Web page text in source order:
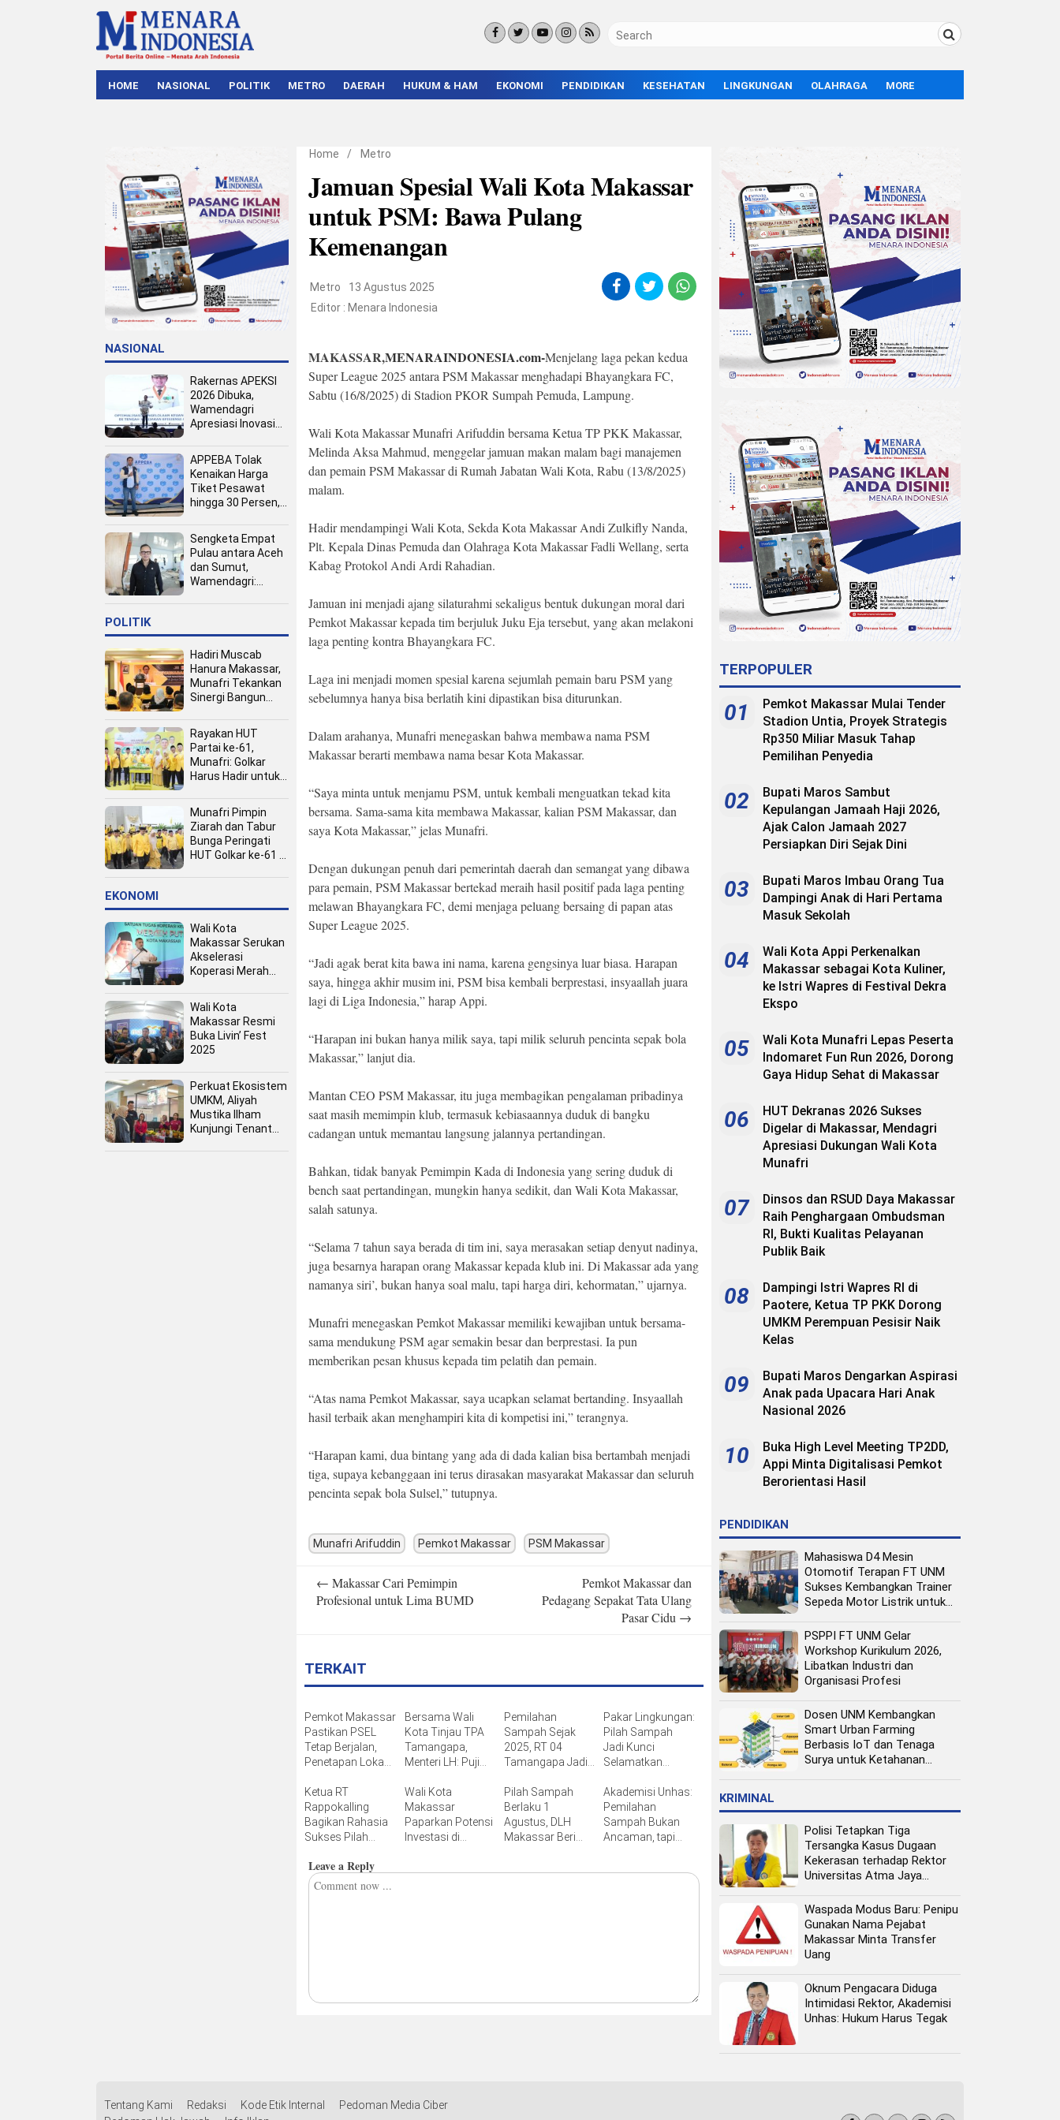
HOME NASIONAL POLITIK METRO DAERAH HUKUM & HAM EKONOMI PENDIDIKAN KESEHATAN LINGKUNGAN OLAHRAGA MORE
NASIONAL
Rakernas APEKSI
2026 Dibuka,
Wamendagri
Apresiasi Inovasi
Tingkat Kota
APPEBA Tolak
Kenaikan Harga
Tiket Pesawat
hingga 30 Persen,
Jamaah Haji dan
Umrah
Sengketa Empat
Pulau antara Aceh
dan Sumut,
Wamendagri:
POLITIK
Hadiri Muscab
Hanura Makassar,
Munafri Tekankan
Sinergi Bangun
Rayakan HUT
Partai ke-61,
Munafri: Golkar
Harus Hadir untuk
Munafri Pimpin
Ziarah dan Tabur
Bunga Peringati
HUT Golkar ke-61 di
EKONOMI
Wali Kota
Makassar Serukan
Akselerasi
Koperasi Merah
Program Presiden
Prabowo
Wali Kota
Makassar Resmi
Buka Livin’ Fest
2025
Perkuat Ekosistem
UMKM, Aliyah
Mustika Ilham
Kunjungi Tenant
Home / Metro
Jamuan Spesial Wali Kota Makassar
untuk PSM: Bawa Pulang
Kemenangan
Metro
13 Agustus 2025
Editor : Menara Indonesia
MAKASSAR,MENARAINDONESIA.com-Menjelang laga pekan kedua
Super League 2025 antara PSM Makassar menghadapi Bhayangkara FC,
Sabtu (16/8/2025) di Stadion PKOR Sumpah Pemuda, Lampung.
Wali Kota Makassar Munafri Arifuddin bersama Ketua TP PKK Makassar,
Melinda Aksa Mahmud, menggelar jamuan makan malam bagi manajemen
dan pemain PSM Makassar di Rumah Jabatan Wali Kota, Rabu (13/8/2025)
malam.
Hadir mendampingi Wali Kota, Sekda Kota Makassar Andi Zulkifly Nanda,
Plt. Kepala Dinas Pemuda dan Olahraga Kota Makassar Fadli Wellang, serta
Kabag Protokol Andi Ardi Rahadian.
Jamuan ini menjadi ajang silaturahmi sekaligus bentuk dukungan moral dari
Pemkot Makassar kepada tim berjuluk Juku Eja tersebut, yang akan melakoni
laga penting kontra Bhayangkara FC.
Laga ini menjadi momen spesial karena sejumlah pemain baru PSM yang
sebelumnya hanya bisa berlatih kini dipastikan bisa diturunkan.
Dalam arahanya, Munafri menegaskan bahwa membawa nama PSM
Makassar berarti membawa nama besar Kota Makassar.
“Saya minta untuk menjamu PSM, untuk kembali menguatkan tekad kita
bersama. Sama-sama kita membawa Makassar, kalian PSM Makassar, dan
saya Kota Makassar,” jelas Munafri.
Dengan dukungan penuh dari pemerintah daerah dan semangat yang dibawa
para pemain, PSM Makassar bertekad meraih hasil positif pada laga penting
melawan Bhayangkara FC, demi menjaga peluang bersaing di papan atas
Super League 2025.
“Jadi agak berat kita bawa ini nama, karena gengsinya luar biasa. Harapan
saya, hingga akhir musim ini, PSM bisa kembali berprestasi, insyaallah juara
lagi di Liga Indonesia,” harap Appi.
“Harapan ini bukan hanya milik saya, tapi milik seluruh pencinta sepak bola
Makassar,” lanjut dia.
Mantan CEO PSM Makassar, itu juga membagikan pengalaman pribadinya
saat masih memimpin klub, termasuk kebiasaannya duduk di bangku
cadangan untuk memantau langsung jalannya pertandingan.
Bahkan, tidak banyak Pemimpin Kada di Indonesia yang sering duduk di
bench saat pertandingan, mungkin hanya sedikit, dan Wali Kota Makassar,
salah satunya.
“Selama 7 tahun saya berada di tim ini, saya merasakan setiap denyut nadinya,
juga besarnya harapan orang Makassar kepada klub ini. Di Makassar ada yang
namanya siri’, bukan hanya soal malu, tapi harga diri, kehormatan,” ujarnya.
Munafri menegaskan Pemkot Makassar memiliki kewajiban untuk bersama-
sama mendukung PSM agar semakin besar dan berprestasi. Ia pun
memberikan pesan khusus kepada tim pelatih dan pemain.
“Atas nama Pemkot Makassar, saya ucapkan selamat bertanding. Insyaallah
hasil terbaik akan menghampiri kita di kompetisi ini,” terangnya.
“Harapan kami, dua bintang yang ada di dada kalian bisa bertambah menjadi
tiga, supaya kebanggaan ini terus dirasakan masyarakat Makassar dan seluruh
pencinta sepak bola Sulsel,” tutupnya.
Munafri Arifuddin Pemkot Makassar PSM Makassar
navigation
← Makassar Cari Pemimpin
Profesional untuk Lima BUMD
Pemkot Makassar dan
Pedagang Sepakat Tata Ulang
Pasar Cidu →
TERKAIT
Pemkot Makassar
Pastikan PSEL
Tetap Berjalan,
Penetapan Lokasi
Bersama Wali
Kota Tinjau TPA
Tamangapa,
Menteri LH: Puji
Benahi TPA
Pemilahan
Sampah Sejak
2025, RT 04
Tamangapa Jadi
Berbasis
Kolaborasi Warga
Pakar Lingkungan:
Pilah Sampah
Jadi Kunci
Selamatkan
Krisis Lingkungan
Ketua RT
Rappokalling
Bagikan Rahasia
Sukses Pilah
Dapat Sembako
dari Bank Sampah
Wali Kota
Makassar
Paparkan Potensi
Investasi di
Pilah Sampah
Berlaku 1
Agustus, DLH
Makassar Beri
Akademisi Unhas:
Pemilahan
Sampah Bukan
Ancaman, tapi
Leave a Reply
TERPOPULER
01
Pemkot Makassar Mulai Tender
Stadion Untia, Proyek Strategis
Rp350 Miliar Masuk Tahap
Pemilihan Penyedia
02
Bupati Maros Sambut
Kepulangan Jamaah Haji 2026,
Ajak Calon Jamaah 2027
Persiapkan Diri Sejak Dini
03
Bupati Maros Imbau Orang Tua
Dampingi Anak di Hari Pertama
Masuk Sekolah
04
Wali Kota Appi Perkenalkan
Makassar sebagai Kota Kuliner,
ke Istri Wapres di Festival Dekra
Ekspo
05
Wali Kota Munafri Lepas Peserta
Indomaret Fun Run 2026, Dorong
Gaya Hidup Sehat di Makassar
06
HUT Dekranas 2026 Sukses
Digelar di Makassar, Mendagri
Apresiasi Dukungan Wali Kota
Munafri
07
Dinsos dan RSUD Daya Makassar
Raih Penghargaan Ombudsman
RI, Bukti Kualitas Pelayanan
Publik Baik
08
Dampingi Istri Wapres RI di
Paotere, Ketua TP PKK Dorong
UMKM Perempuan Pesisir Naik
Kelas
09
Bupati Maros Dengarkan Aspirasi
Anak pada Upacara Hari Anak
Nasional 2026
10
Buka High Level Meeting TP2DD,
Appi Minta Digitalisasi Pemkot
Berorientasi Hasil
PENDIDIKAN
Mahasiswa D4 Mesin
Otomotif Terapan FT UNM
Sukses Kembangkan Trainer
Sepeda Motor Listrik untuk
PSPPI FT UNM Gelar
Workshop Kurikulum 2026,
Libatkan Industri dan
Organisasi Profesi
Dosen UNM Kembangkan
Smart Urban Farming
Berbasis IoT dan Tenaga
Surya untuk Ketahanan
KRIMINAL
Polisi Tetapkan Tiga
Tersangka Kasus Dugaan
Kekerasan terhadap Rektor
Universitas Atma Jaya
Waspada Modus Baru: Penipu
Gunakan Nama Pejabat
Makassar Minta Transfer
Uang
Oknum Pengacara Diduga
Intimidasi Rektor, Akademisi
Unhas: Hukum Harus Tegak
Tentang Kami Redaksi Kode Etik Internal
Pedoman Media Ciber